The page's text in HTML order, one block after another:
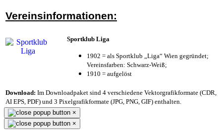
Vereinsinformationen:
Sportklub Liga
1902 = als Sportklub „Liga“ Wien gegründet;
Vereinsfarben: Schwarz-Weiß;
1910 = aufgelöst
Download: Im Downloadpaket sind 4 verschiedene Vektorgrafikformate (CDR,
AI EPS, PDF) und 3 Pixelgrafikformate (JPG, PNG, GIF) enthalten.
×
×